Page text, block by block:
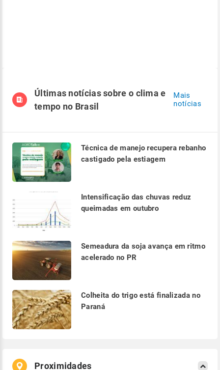
Últimas notícias sobre o clima e
tempo no Brasil
Mais
notícias
Técnica de manejo recupera rebanho
castigado pela estiagem
Intensificação das chuvas reduz
queimadas em outubro
Semeadura da soja avança em ritmo
acelerado no PR
Colheita do trigo está finalizada no
Paraná
Proximidades